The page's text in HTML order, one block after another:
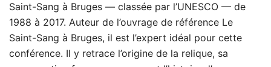
Saint-Sang à Bruges — classée par l’UNESCO — de
1988 à 2017. Auteur de l’ouvrage de référence Le
Saint-Sang à Bruges, il est l’expert idéal pour cette
conférence. Il y retrace l’origine de la relique, sa